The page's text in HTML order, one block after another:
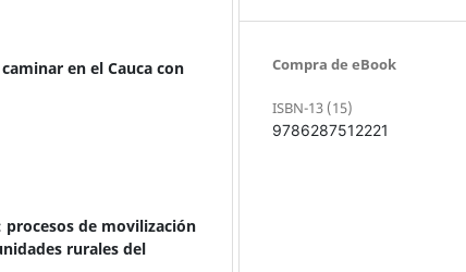
en el Cauca con
procesos de movilización
rurales del
Compra de eBook
ISBN-13 (15)
9786287512221